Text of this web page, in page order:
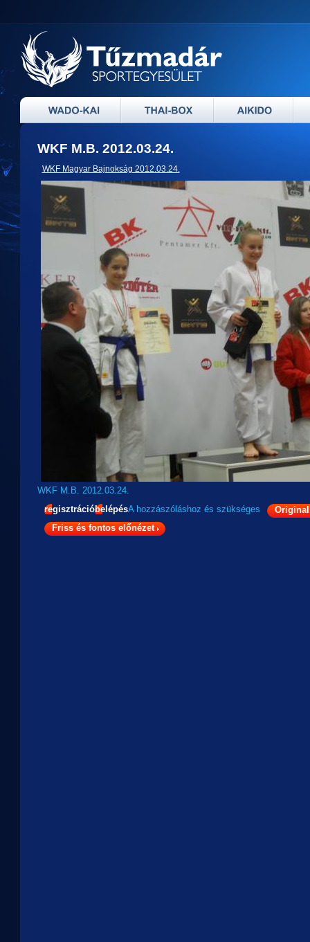
WKF M.B. 2012.03.24.
WKF Magyar Bajnokság 2012.03.24.
WKF M.B. 2012.03.24.
A hozzászóláshoz
regisztráció és
belépés szükséges
Original
Friss és fontos előnézet